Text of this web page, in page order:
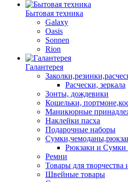
Бытовая техника
Galaxy
Oasis
Sonnen
Rion
Галантерея
Расчески, зеркала
Зонты, дождевики
Кошельки,
Маникюрные
Наклейки пасха
Подарочные наборы
Рюкзаки и Сумки
Ремни
Товары для творчества
Швейные товары